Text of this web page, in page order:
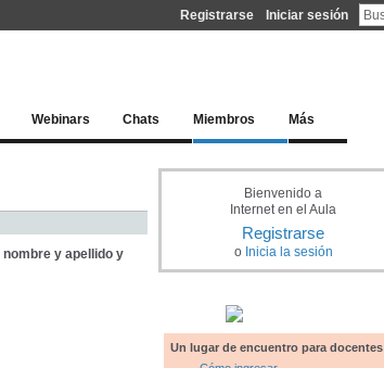
Registrarse Iniciar sesión
Webinars Chats Miembros Más
y apellido y
Bienvenido a
Internet en el Aula
Registrarse
o Inicia la sesión
Un lugar de encuentro para docentes